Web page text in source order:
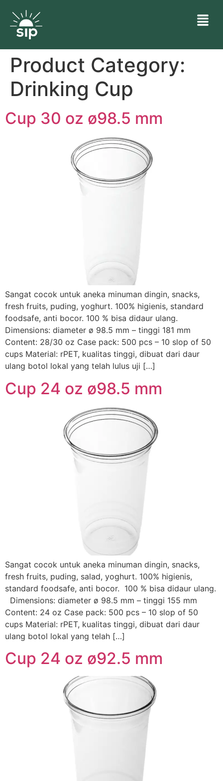
Product Category:
Drinking Cup
Cup 30 oz ø98.5 mm
Sangat cocok untuk aneka minuman dingin, snacks,
fresh fruits, puding, yoghurt. 100% higienis, standard
foodsafe, anti bocor. 100 % bisa didaur ulang.
Dimensions: diameter ø 98.5 mm – tinggi 181 mm
Content: 28/30 oz Case pack: 500 pcs – 10 slop of 50
cups Material: rPET, kualitas tinggi, dibuat dari daur
ulang botol lokal yang telah lulus uji […]
Cup 24 oz ø98.5 mm
Sangat cocok untuk aneka minuman dingin, snacks,
fresh fruits, puding, salad, yoghurt. 100% higienis,
standard foodsafe, anti bocor. 100 % bisa didaur ulang.
Dimensions: diameter ø 98.5 mm – tinggi 155 mm
Content: 24 oz Case pack: 500 pcs – 10 slop of 50
cups Material: rPET, kualitas tinggi, dibuat dari daur
ulang botol lokal yang telah […]
Cup 24 oz ø92.5 mm